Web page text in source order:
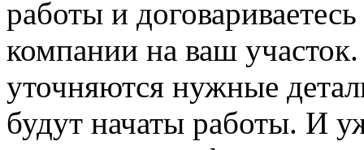
работы и
компании на ваш
уточняются нужные
будут начаты работы. И